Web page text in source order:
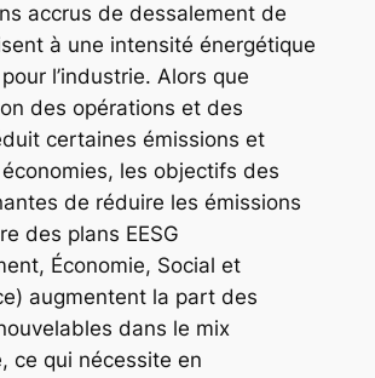
accrus de dessalement de
à une intensité énergétique
l’industrie. Alors que
des opérations et des
certaines émissions et
les objectifs des
de réduire les émissions
des plans EESG
Économie, Social et
augmentent la part des
dans le mix
ce qui nécessite en